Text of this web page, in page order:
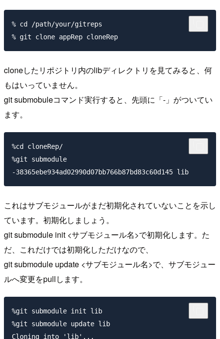
% cd /path/your/gitreps
cloneしたリポジトリ内のlibディレクトリを見てみると、何
もはいっていません。
git submobuleコマンド実行すると、先頭に「-」がついてい
ます。
%cd
%git
これはサブモジュールがまだ初期化されていないことを示し
ています。初期化しましょう。
git submodule init <サブモジュール名>で初期化します。た
だ、これだけでは初期化しただけなので、
git submodule update <サブモジュール名>で、サブモジュー
ルへ変更をpullします。
%git submodule init lib
%git submodule
Cloning into 'lib'...